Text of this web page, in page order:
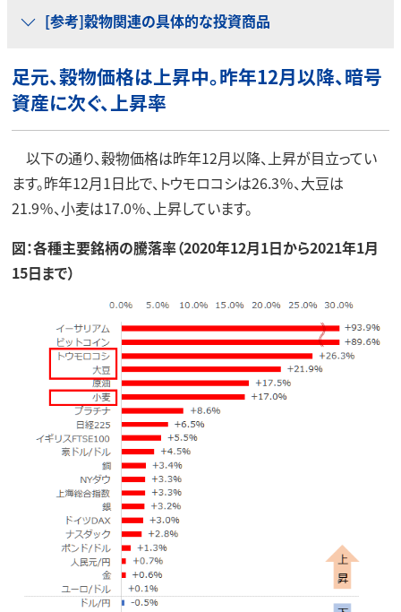
[参考]穀物関連の具体的な投資商品
足元、穀物価格は上昇中。昨年12月以降、暗号
資産に次ぐ、上昇率
以下の通り、穀物価格は昨年12月以降、上昇が目立ってい
ます。昨年12月1日比で、トウモロコシは26.3％、大豆は
21.9％、小麦は17.0％、上昇しています。
図：各種主要銘柄の騰落率（2020年12月1日から2021年1月
15日まで）